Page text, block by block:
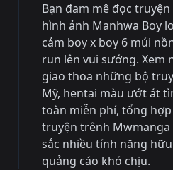
Bạn đam mê đọc
hình ảnh Manhwa Boy
cảm boy x boy 6 múi
run lên vui sướng. Xem
giao thoa những bộ
Mỹ, hentai màu ướt át
toàn miễn phí, tổng
truyện trênh
sắc nhiều tính năng
quảng cáo khó chịu.